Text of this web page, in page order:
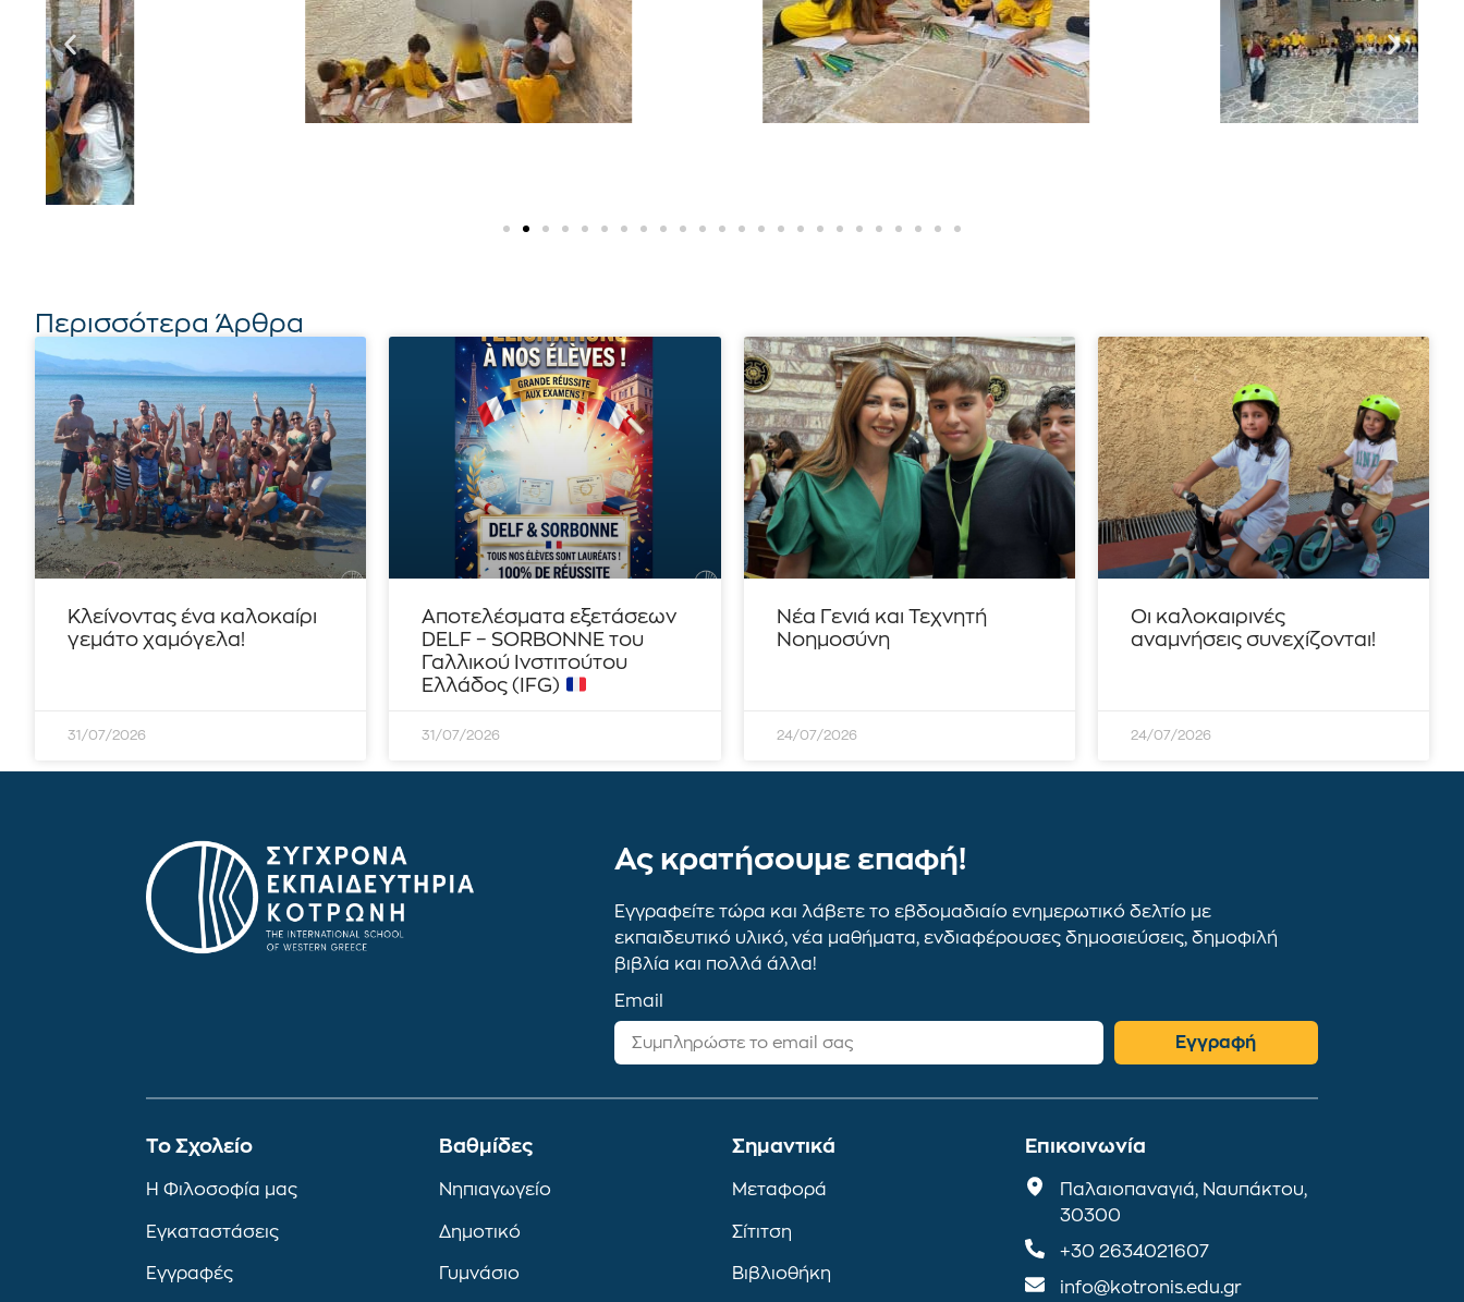
Περισσότερα Άρθρα
Κλείνοντας ένα καλοκαίρι
γεμάτο χαμόγελα!
31/07/2026
Αποτελέσματα εξετάσεων
DELF – SORBONNE του
Γαλλικού Ινστιτούτου
Ελλάδος (IFG)
31/07/2026
Νέα Γενιά και Τεχνητή
Νοημοσύνη
24/07/2026
Οι καλοκαιρινές
αναμνήσεις συνεχίζονται!
24/07/2026
Ας κρατήσουμε επαφή!
Εγγραφείτε τώρα και λάβετε το εβδομαδιαίο ενημερωτικό δελτίο με
εκπαιδευτικό υλικό, νέα μαθήματα, ενδιαφέρουσες δημοσιεύσεις, δημοφιλή
βιβλία και πολλά άλλα!
Email
Εγγραφή
To Σχολείο
Η Φιλοσοφία μας
Εγκαταστάσεις
Εγγραφές
Βαθμίδες
Νηπιαγωγείο
Δημοτικό
Γυμνάσιο
Σημαντικά
Μεταφορά
Σίτιτση
Βιβλιοθήκη
Επικοινωνία
Παλαιοπαναγιά, Ναυπάκτου,
30300
+30 2634021607
info@kotronis.edu.gr